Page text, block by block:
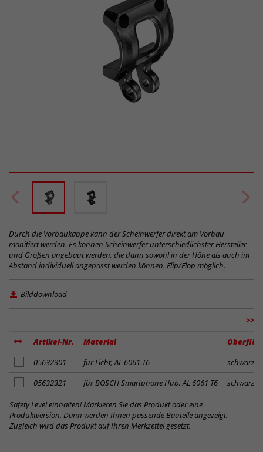
Durch die Vorbaukappe kann der Scheinwerfer direkt am Vorbau
monitiert werden. Es können Scheinwerfer unterschiedlichster Hersteller
und Größen angebaut werden, die dann sowohl in der Höhe als auch im
Abstand individuell angepasst werden können. Flip/Flop möglich.
Bilddownload
>>
Artikel-Nr. Material
Artikel zum Merkzettel hinzufügen
05632301 für Licht, AL 6061 T6
schwarz
Artikel zum Merkzettel hinzufügen
05632321 für BOSCH Smartphone Hub, AL 6061 T6 schwarz
Safety Level einhalten! Markieren Sie das Produkt oder eine
Produktversion. Dann werden Ihnen passende Bauteile angezeigt.
Zugleich wird das Produkt auf Ihren Merkzettel gesetzt.